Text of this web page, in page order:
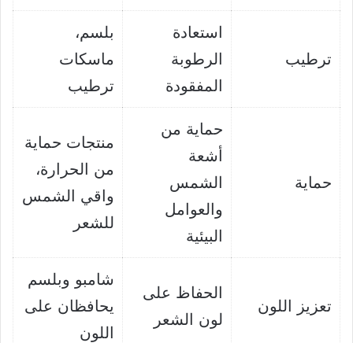
ترطيب
استعادة
الرطوبة
المفقودة
بلسم،
ماسكات
ترطيب
حماية
حماية من
أشعة
الشمس
والعوامل
البيئية
منتجات حماية
من الحرارة،
واقي الشمس
للشعر
تعزيز اللون
الحفاظ على
لون الشعر
شامبو وبلسم
يحافظان على
اللون